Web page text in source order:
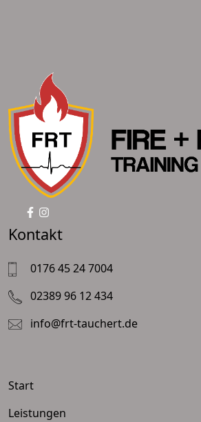
Kontakt
0176 45 24 7004
02389 96 12 434
info@frt-tauchert.de
Start
Leistungen